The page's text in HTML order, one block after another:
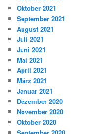
Oktober 2021
September 2021
August 2021
Juli 2021
Juni 2021
Mai 2021
April 2021
März 2021
Januar 2021
Dezember 2020
November 2020
Oktober 2020